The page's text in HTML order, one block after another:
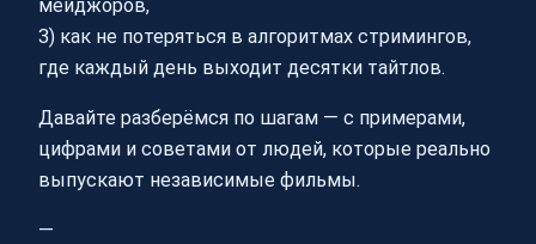
мейджоров,
3) как не потеряться в алгоритмах стримингов,
где каждый день выходит десятки тайтлов.
Давайте разберёмся по шагам — с примерами,
цифрами и советами от людей, которые реально
выпускают независимые фильмы.
—